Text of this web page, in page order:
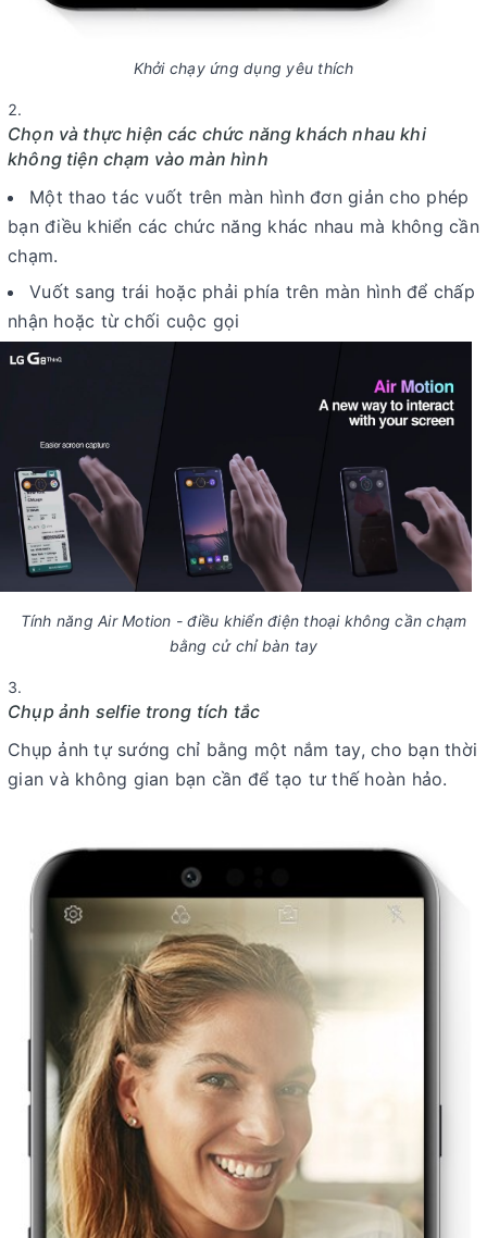
Khởi chạy ứng dụng yêu thích
Chọn và thực hiện các chức năng khách nhau khi
không tiện chạm vào màn hình
Một thao tác vuốt trên màn hình đơn giản cho phép
bạn điều khiển các chức năng khác nhau mà không cần
chạm.
Vuốt sang trái hoặc phải phía trên màn hình để chấp
nhận hoặc từ chối cuộc gọi
Tính năng Air Motion - điều khiển điện thoại không cần chạm
bằng cử chỉ bàn tay
Chụp ảnh selfie trong tích tắc
Chụp ảnh tự sướng chỉ bằng một nắm tay, cho bạn thời
gian và không gian bạn cần để tạo tư thế hoàn hảo.